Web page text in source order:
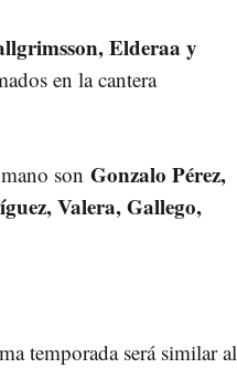
Elderaa y
en la cantera
son Gonzalo Pérez,
Valera, Gallego,
temporada será similar al